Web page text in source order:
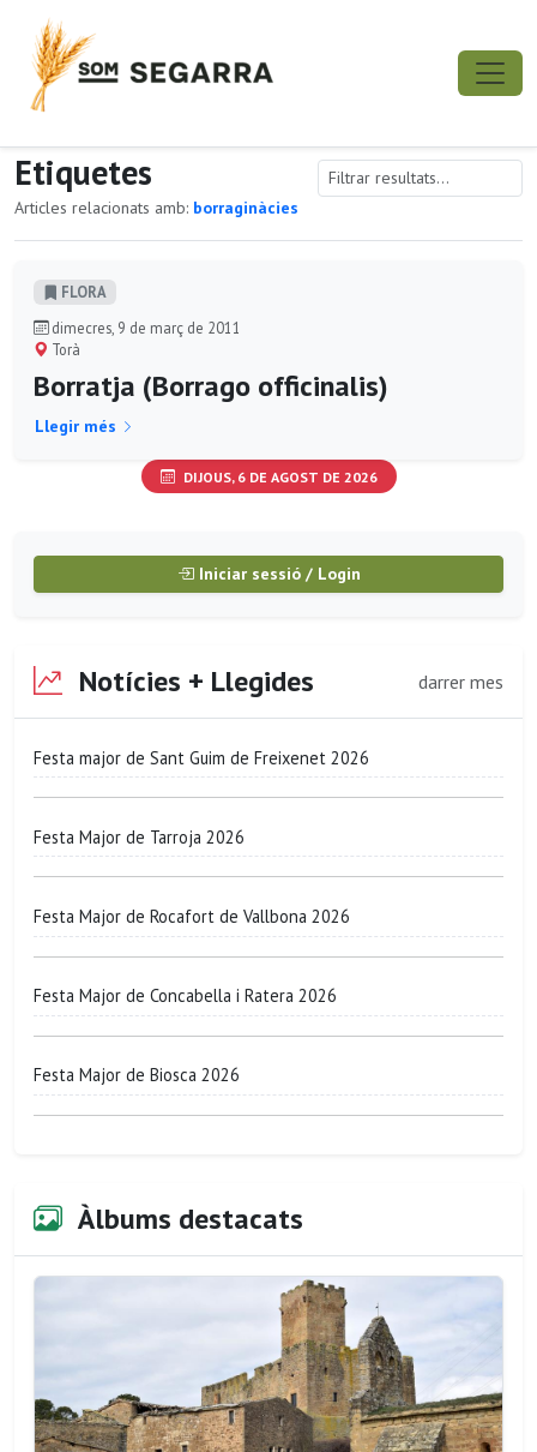
Etiquetes
Articles relacionats amb: borraginàcies
FLORA
dimecres, 9 de març de 2011
Torà
Borratja (Borrago officinalis)
Llegir més
DIJOUS, 6 DE AGOST DE 2026
Iniciar sessió / Login
Notícies + Llegides darrer mes
Festa major de Sant Guim de Freixenet 2026
Festa Major de Tarroja 2026
Festa Major de Rocafort de Vallbona 2026
Festa Major de Concabella i Ratera 2026
Festa Major de Biosca 2026
Àlbums destacats